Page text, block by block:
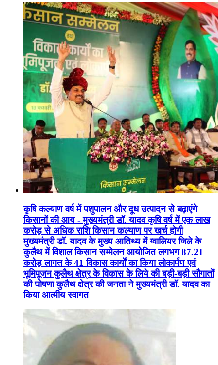
कृषि कल्याण वर्ष में पशुपालन और दूध उत्पादन से बढ़ाएंगे
किसानों की आय - मुख्यमंत्री डॉ. यादव कृषि वर्ष में एक लाख
करोड़ से अधिक राशि किसान कल्याण पर खर्च होगी
मुख्यमंत्री डॉ. यादव के मुख्य आतिथ्य में ग्वालियर जिले के
कुलैथ में विशाल किसान सम्मेलन आयोजित लगभग 87.21
करोड़ लागत के 41 विकास कार्यों का किया लोकार्पण एवं
भूमिपूजन कुलैथ क्षेत्र के विकास के लिये की बड़ी-बड़ी सौगातों
की घोषणा कुलैथ क्षेत्र की जनता ने मुख्यमंत्री डॉ. यादव का
किया आत्मीय स्वागत